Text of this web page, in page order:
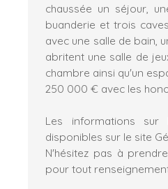
chaussée un séjour,
buanderie et trois
avec une salle de bain,
abritent une salle de
chambre ainsi qu'un
250 000 € avec les
Les informations
disponibles sur le site
N'hésitez pas à
pour tout